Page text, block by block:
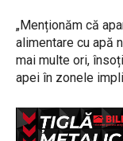
„Menționăm că
alimentare cu apă
mai multe ori,
apei în zonele